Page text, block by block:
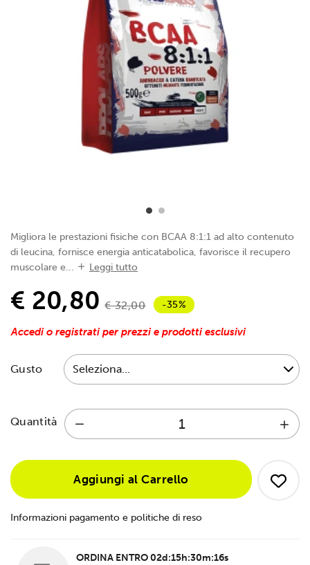
Migliora le prestazioni fisiche con BCAA 8:1:1 ad alto contenuto
di leucina, fornisce energia anticatabolica, favorisce il recupero
muscolare e...
Leggi tutto
€ 20,80 € 32,00 -35%
Accedi o registrati per prezzi e prodotti esclusivi
Gusto
Quantità
Aggiungi al Carrello
Informazioni pagamento e politiche di reso
ORDINA ENTRO02d:15h:30m:15s